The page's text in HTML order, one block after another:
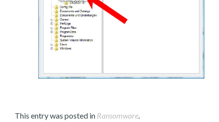
This entry was posted in Ransomware.